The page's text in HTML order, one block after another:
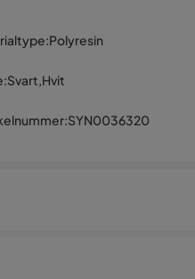
:Polyresin
:Svart,Hvit
:SYN0036320